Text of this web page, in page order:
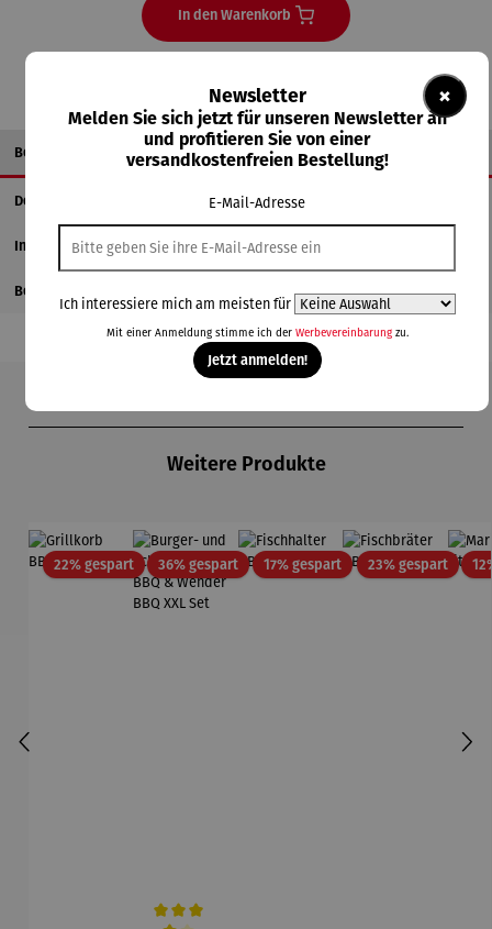
In den Warenkorb
Beschreibung
Details
Informationen zum Hersteller
Bewertungen
Produktgalerie überspringen
Weitere Produkte
22% gespartRabatt36% gespartRabatt17% gespartRabatt23% gespartRabatt
×
Newsletter
Melden Sie sich jetzt für unseren Newsletter an
und profitieren Sie von einer
versandkostenfreien Bestellung!
E-Mail-Adresse
Ich interessiere mich am meisten für
Mit einer Anmeldung stimme ich der Werbevereinbarungzu.
Jetzt anmelden!